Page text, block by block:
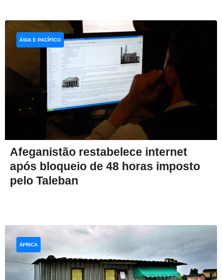
Afeganistão restabelece internet
após bloqueio de 48 horas imposto
pelo Taleban
ÁSIA E PACÍFICO
ÁFRICA